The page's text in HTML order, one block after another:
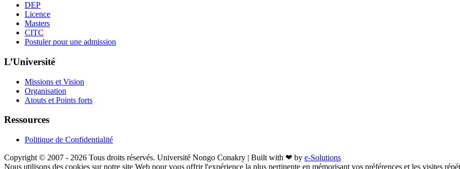
DEP
Licence
Masters
CITC
Postuler pour une admission
L’Université
Missions et Vision
Organisation
Atouts et Points forts
Ressources
Politique de Confidentialité
Copyright © 2007 - 2026 Tous droits réservés. Université Nongo Conakry | Built with ❤ by e-Solutions
Nous utilisons des cookies sur notre site Web pour vous offrir l'expérience la plus pertinente en mémorisant vos préférences et les visites